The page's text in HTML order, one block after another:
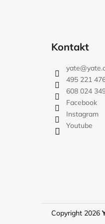
Kontakt
yate@
495 221
608 024
Facebook
Instagram
Youtube
Copyright 2026